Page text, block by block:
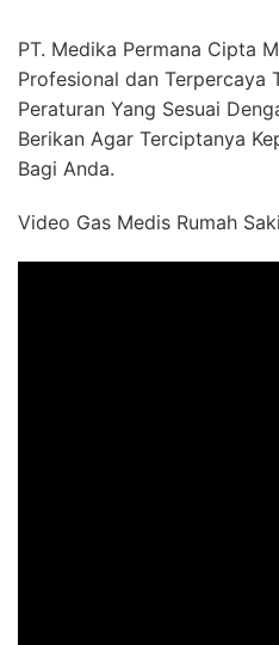
PT. Medika Permana Cipta
Profesional dan Terpercaya
Peraturan Yang Sesuai
Berikan Agar Terciptanya
Bagi Anda.
Video Gas Medis Rumah